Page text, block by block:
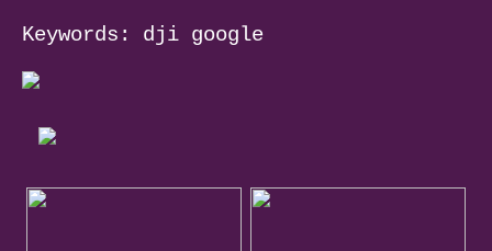
Keywords: dji google